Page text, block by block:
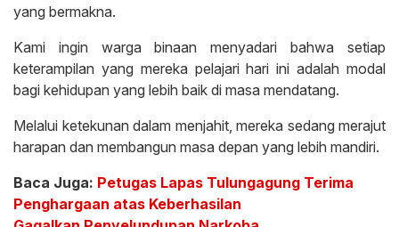
yang bermakna.
Kami ingin warga binaan menyadari bahwa setiap
keterampilan yang mereka pelajari hari ini adalah modal
bagi kehidupan yang lebih baik di masa mendatang.
Melalui ketekunan dalam menjahit, mereka sedang merajut
harapan dan membangun masa depan yang lebih mandiri.
Baca Juga: Petugas Lapas Tulungagung Terima
Penghargaan atas Keberhasilan